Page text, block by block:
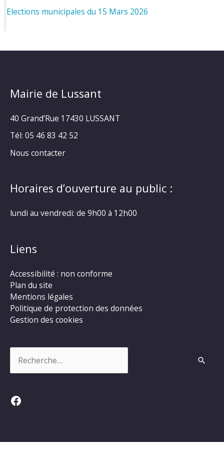
Elections municipales du 15 Mars 2026
Mairie de Lussant
40 Grand’Rue 17430 LUSSANT
Tél: 05 46 83 42 52
Nous contacter
Horaires d’ouverture au public :
lundi au vendredi: de 9h00 à 12h00
Liens
Accessibilité : non conforme
Plan du site
Mentions légales
Politique de protection des données
Gestion des cookies
Facebook